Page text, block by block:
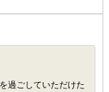
過ごしていただけた